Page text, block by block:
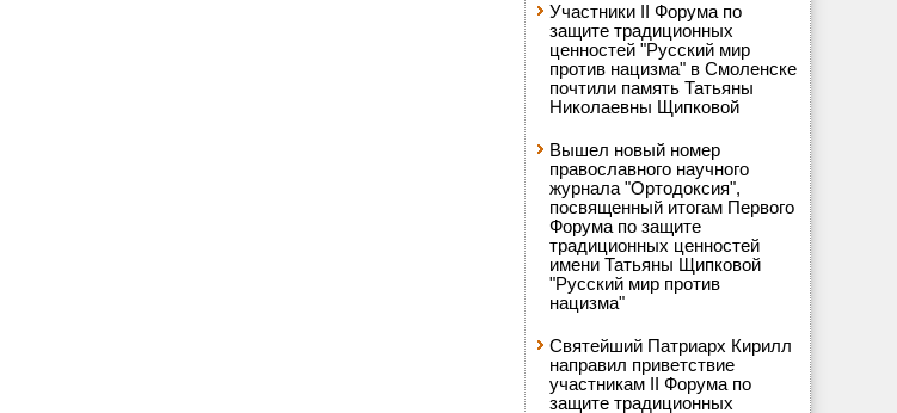
Участники II Форума по
защите традиционных
ценностей "Русский мир
против нацизма" в Смоленске
почтили память Татьяны
Николаевны Щипковой
Вышел новый номер
православного научного
журнала "Ортодоксия",
посвященный итогам Первого
Форума по защите
традиционных ценностей
имени Татьяны Щипковой
"Русский мир против
нацизма"
Святейший Патриарх Кирилл
направил приветствие
участникам II Форума по
защите традиционных